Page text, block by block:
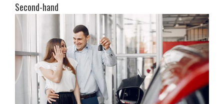
Second-hand